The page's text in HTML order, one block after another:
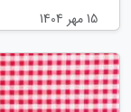
15 مهر 1404